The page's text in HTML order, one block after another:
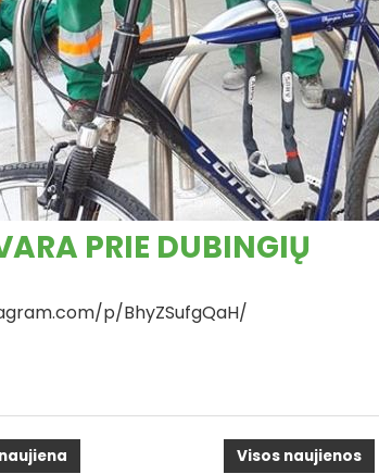
PRIE DUBINGIŲ
p/BhyZSufgQaH/
Visos naujienos